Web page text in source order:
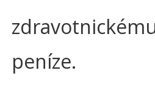
peníze.